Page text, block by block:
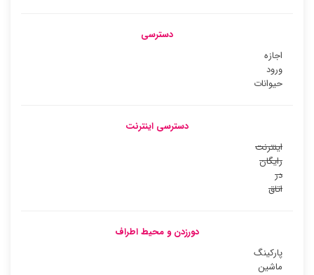
دسترسی
اجازه
ورود
حیوانات
دسترسی اینترنت
اینترنت
رایگان
در
اتاق
دورزدن و محیط اطراف
پارکینگ
ماشین